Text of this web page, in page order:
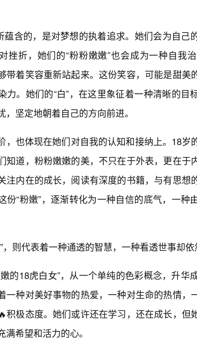
蕴含的，是对梦想的执着追求。她们会为自己
挫折，她们的“粉粉嫩嫩”也会成为一种自我
带着笑容重新站起来。这份笑容，可能是甜美
力。她们的“白”，在这里象征着一种清晰的目
，坚定地朝着自己的方向前进。
，也体现在她们对自我的认知和接纳上。18岁
知道，粉粉嫩嫩的美，不只在于外表，更在于
注内在的成长，阅读有深度的书籍，与有思想
份“粉嫩”，逐渐转化为一种自信的底气，一种
，则代表着一种通透的智慧，一种看透世事却依
的18虎白女”，从一个单纯的色彩概念，升华
一种对美好事物的热爱，一种对生命的热情，
积极态度。她们或许还在学习，还在成长，但
希望和活力的心。